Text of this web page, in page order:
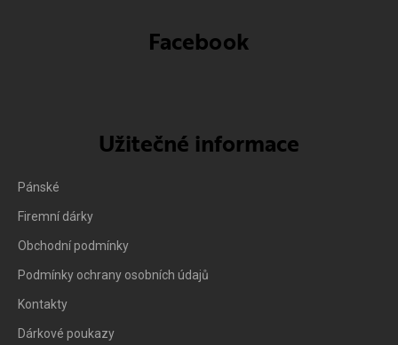
Facebook
Užitečné informace
Pánské
Firemní dárky
Obchodní podmínky
Podmínky ochrany osobních údajů
Kontakty
Dárkové poukazy